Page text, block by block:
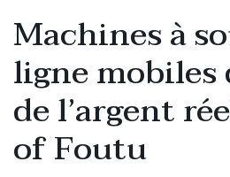
Machines à
ligne
de l’argent
of Foutu